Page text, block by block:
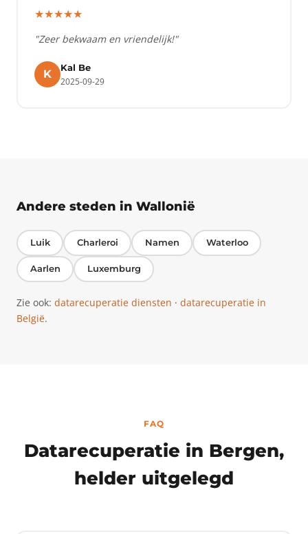
★★★★★
"Zeer bekwaam en vriendelijk!"
K
Kal Be
2025-09-29
Andere steden in Wallonië
Luik Charleroi Namen Waterloo
Aarlen Luxemburg
Zie ook: datarecuperatie diensten · datarecuperatie in
België.
FAQ
Datarecuperatie in Bergen,
helder uitgelegd